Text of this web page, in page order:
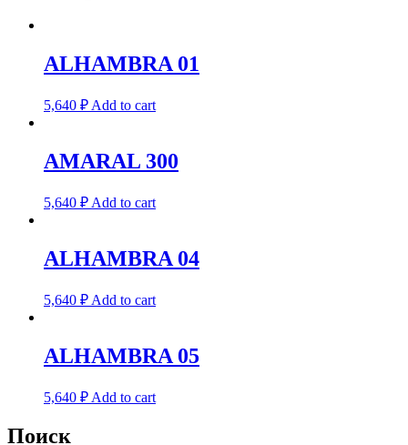
ALHAMBRA 01
5,640 ₽ Add to cart
AMARAL 300
5,640 ₽ Add to cart
ALHAMBRA 04
5,640 ₽ Add to cart
ALHAMBRA 05
5,640 ₽ Add to cart
Поиск